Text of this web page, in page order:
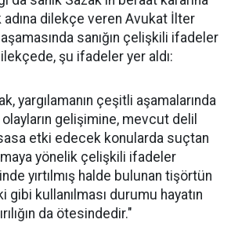
adına dilekçe veren Avukat İlter
sanığın çelişkili ifadeler
şu ifadeler yer aldı:
yargılamanın çeşitli aşamalarında
gelişimine, mevcut delil
etki edecek konularda suçtan
yönelik çelişkili ifadeler
yırtılmış halde bulunan tişörtün
gibi kullanılması durumu hayatın
da ötesindedir."